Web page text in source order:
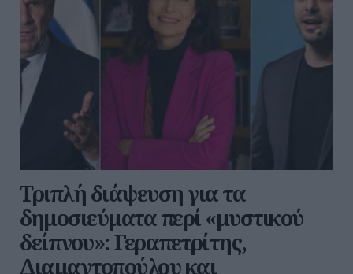
Τριπλή διάψευση για τα
δημοσιεύματα περί «μυστικού
δείπνου»: Γεραπετρίτης,
Διαμαντοπούλου και